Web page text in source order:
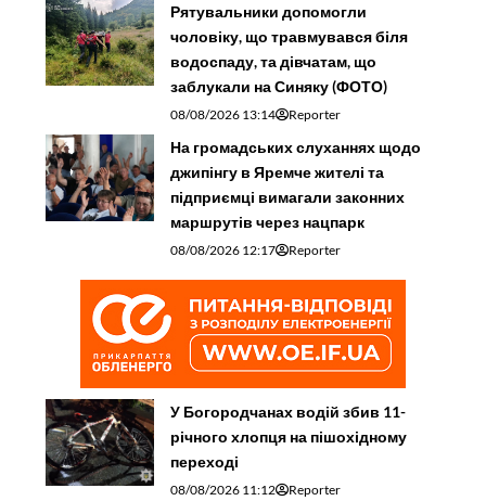
Рятувальники допомогли
чоловіку, що травмувався біля
водоспаду, та дівчатам, що
заблукали на Синяку (ФОТО)
08/08/2026 13:14 Reporter
На громадських слуханнях щодо
джипінгу в Яремче житeлі та
підприємці вимагали законних
маршрутів через нацпарк
08/08/2026 12:17 Reporter
У Богородчанах водій збив 11-
річного хлопця на пішохідному
переході
08/08/2026 11:12 Reporter